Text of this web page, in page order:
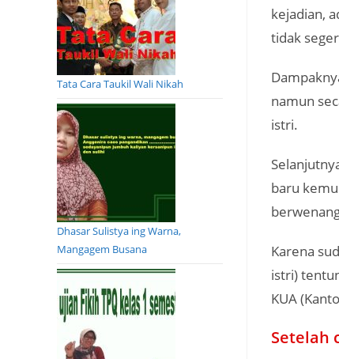
kejadian,
tidak
namun
istri.
baru
Karena
istri)
KUA
Setelah
Tata Cara Taukil Wali Nikah
Dhasar Sulistya ing Warna,
Mangagem Busana